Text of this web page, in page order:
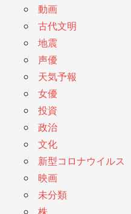
動画
古代文明
地震
声優
天気予報
女優
投資
政治
文化
新型コロナウイルス
映画
未分類